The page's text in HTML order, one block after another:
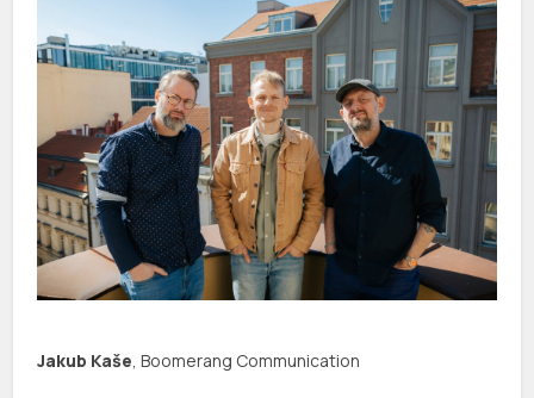
Jakub Kaše, Boomerang Communication